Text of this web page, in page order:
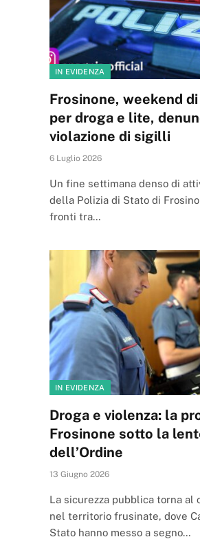
IN EVIDENZA
Frosinone, weekend
per droga e lite,
violazione di sigilli
6 Luglio 2026
Un fine settimana denso di
della Polizia di Stato di
fronti tra…
IN EVIDENZA
Droga e violenza: la
Frosinone sotto la
dell’Ordine
13 Giugno 2026
La sicurezza pubblica torna al
nel territorio frusinate, dove
Stato hanno messo a segno…